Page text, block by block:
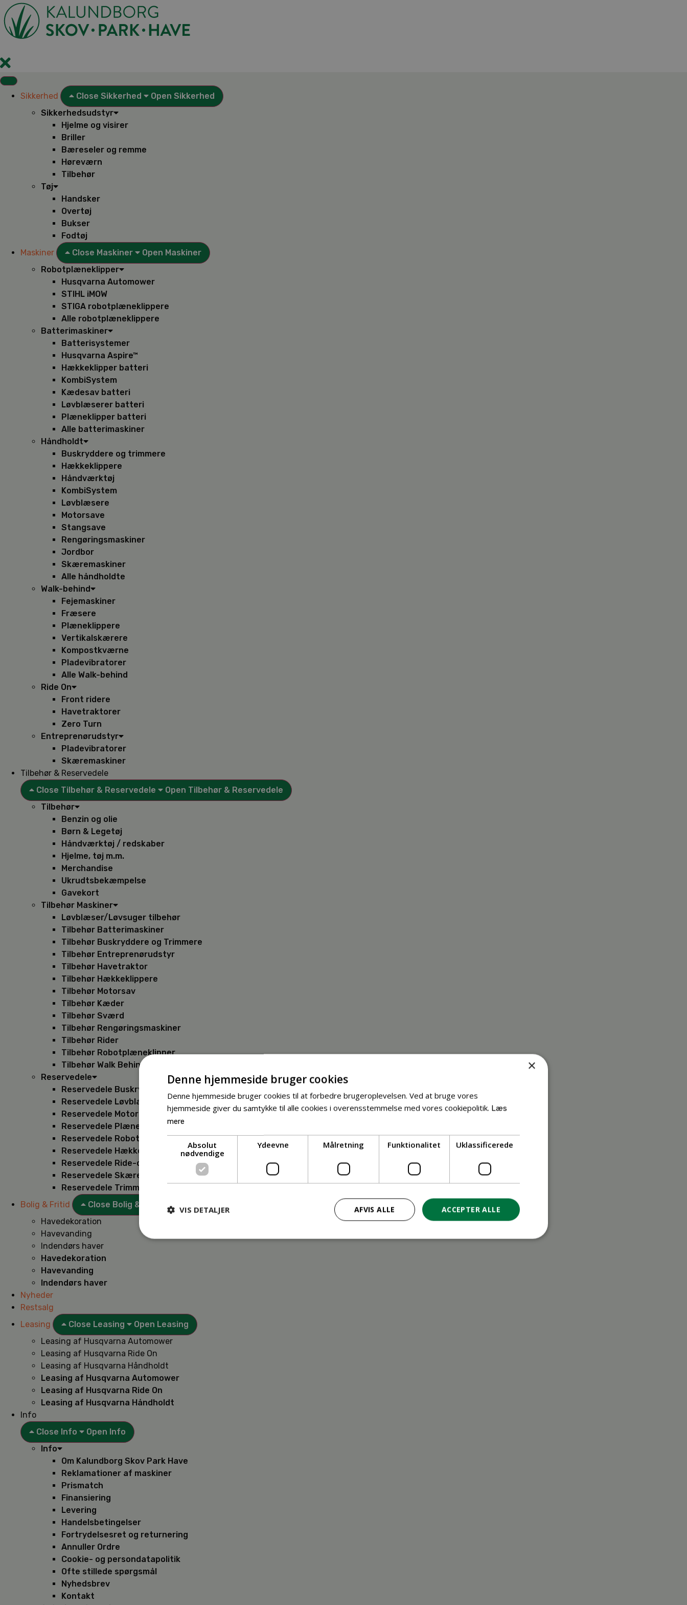
Videre
til
indhold
Sikkerhed Close Sikkerhed
Open Sikkerhed
Sikkerhedsudstyr
Hjelme og visirer
Briller
Bæreseler og remme
Høreværn
Tilbehør
Tøj
Handsker
Overtøj
Bukser
Fodtøj
Maskiner
Close Maskiner
Open Maskiner
Robotplæneklipper
Husqvarna Automower
STIHL iMOW
STIGA robotplæneklippere
Alle robotplæneklippere
Batterimaskiner
Batterisystemer
Husqvarna Aspire™
Hækkeklipper batteri
KombiSystem
Kædesav batteri
Løvblæserer batteri
Plæneklipper batteri
Alle batterimaskiner
Håndholdt
Buskryddere og trimmere
Hækkeklippere
Håndværktøj
KombiSystem
Løvblæsere
Motorsave
Stangsave
Rengøringsmaskiner
Jordbor
Skæremaskiner
Alle håndholdte
Walk-behind
Fejemaskiner
Fræsere
Plæneklippere
Vertikalskærere
Kompostkværne
Pladevibratorer
Alle Walk-behind
Ride On
Front ridere
Havetraktorer
Zero Turn
Entreprenørudstyr
Pladevibratorer
Skæremaskiner
Tilbehør & Reservedele
Close Tilbehør & Reservedele
Open Tilbehør & Reservedele
Tilbehør
Benzin og olie
Børn & Legetøj
Håndværktøj / redskaber
Hjelme, tøj m.m.
Merchandise
Ukrudtsbekæmpelse
Gavekort
Tilbehør Maskiner
Løvblæser/Løvsuger tilbehør
Tilbehør Batterimaskiner
Tilbehør Buskryddere og Trimmere
Tilbehør Entreprenørudstyr
Tilbehør Havetraktor
Tilbehør Hækkeklippere
Tilbehør Motorsav
Tilbehør Kæder
Tilbehør Sværd
Tilbehør Rengøringsmaskiner
Tilbehør Rider
Tilbehør Robotplæneklipper
Tilbehør Walk Behind
Reservedele
Reservedele Buskryddere
Reservedele Løvblæsere
Reservedele Motorsave
Reservedele Plæneklippere
Reservedele Robotplæneklippere
Reservedele Hækkeklippere
Reservedele Ride-on
Reservedele Skæremaskiner
Reservedele Trimmere
Bolig & Fritid
Close Bolig & Fritid
Havedekoration
Havevanding
Indendørs haver
Havedekoration
Havevanding
Indendørs haver
Nyheder
Restsalg
Leasing
Close Leasing
Open Leasing
Leasing af Husqvarna Automower
Leasing af Husqvarna Ride On
Leasing af Husqvarna Håndholdt
Leasing af Husqvarna Automower
Leasing af Husqvarna Ride On
Leasing af Husqvarna Håndholdt
Info
Close Info
Open Info
Info
Om Kalundborg Skov Park Have
Reklamationer af maskiner
Prismatch
Finansiering
Levering
Handelsbetingelser
Fortrydelsesret og returnering
Annuller Ordre
Cookie- og persondatapolitik
Ofte stillede spørgsmål
Nyhedsbrev
Kontakt
×
Denne hjemmeside bruger cookies
Denne hjemmeside bruger cookies til at forbedre brugeroplevelsen. Ved at bruge vores
hjemmeside giver du samtykke til alle cookies i overensstemmelse med vores cookiepolitik. Læs
mere
Absolut
nødvendige
Ydeevne Målretning Funktionalitet Uklassificerede
ACCEPTER ALLE
AFVIS ALLE
VIS DETALJER